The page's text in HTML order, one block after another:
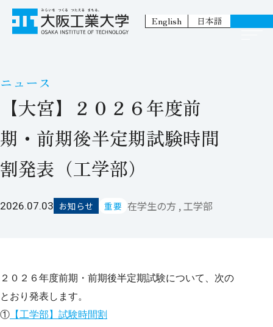
English 日本語
ニュース
【大宮】２０２６年度前
期・前期後半定期試験時間
割発表（工学部）
2026.07.03 お知らせ 重要 在学生の方 , 工学部
２０２６年度前期・前期後半定期試験について、次の
とおり発表します。
① 【工学部】試験時間割